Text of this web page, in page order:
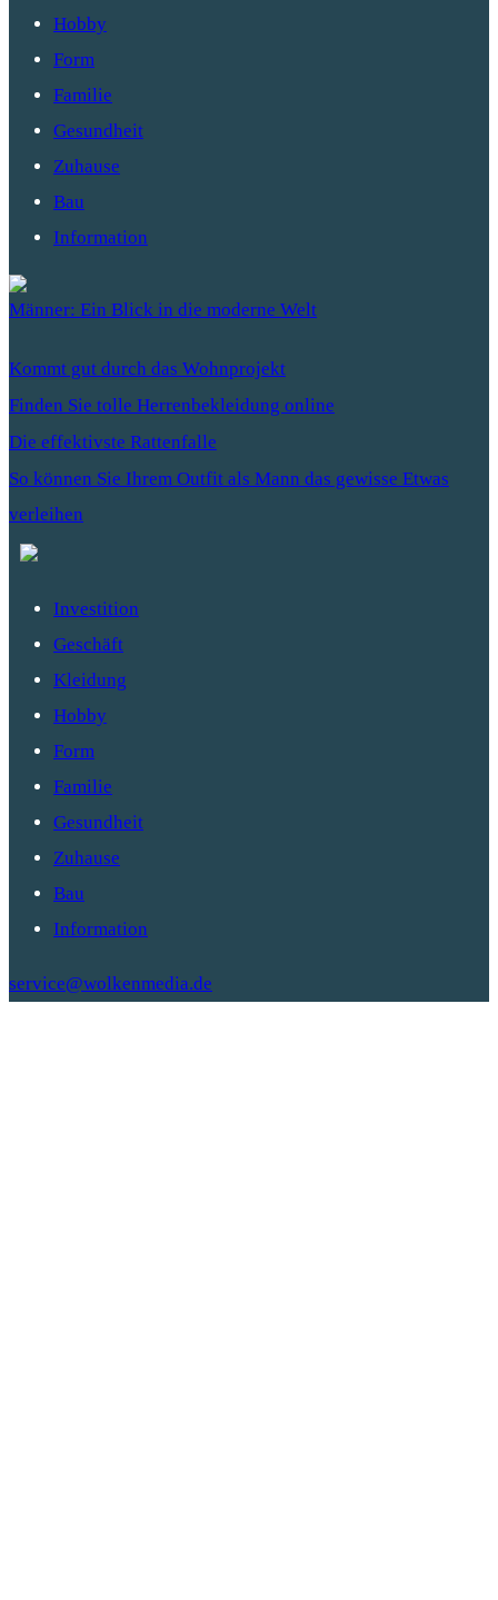
Hobby
Form
Familie
Gesundheit
Zuhause
Bau
Information
Männer: Ein Blick in die moderne Welt
Kommt gut durch das Wohnprojekt
Finden Sie tolle Herrenbekleidung online
Die effektivste Rattenfalle
So können Sie Ihrem Outfit als Mann das gewisse Etwas
verleihen
Investition
Geschäft
Kleidung
Hobby
Form
Familie
Gesundheit
Zuhause
Bau
Information
service@wolkenmedia.de